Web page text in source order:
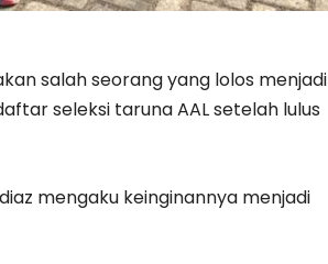
salah seorang yang lolos menjadi
seleksi taruna AAL setelah lulus
mengaku keinginannya menjadi